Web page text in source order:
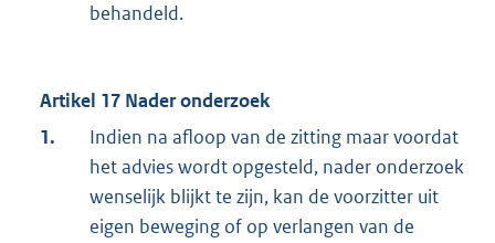
behandeld.
Artikel 17 Nader onderzoek
1.
Indien na afloop van de zitting maar voordat
het advies wordt opgesteld, nader onderzoek
wenselijk blijkt te zijn, kan de voorzitter uit
eigen beweging of op verlangen van de